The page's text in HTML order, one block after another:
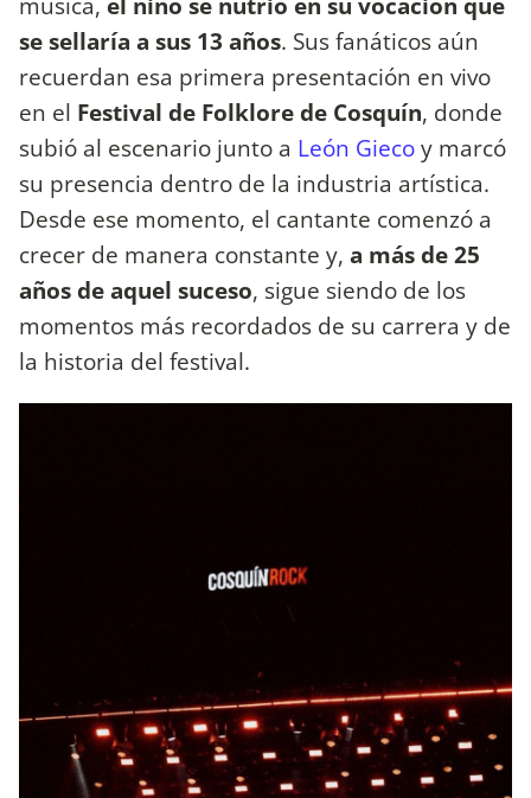
se sellaría a sus 13 años. Sus fanáticos aún
recuerdan esa primera presentación en vivo
en el Festival de Folklore de Cosquín, donde
subió al escenario junto a León Giecoy marcó
su presencia dentro de la industria artística.
Desde ese momento, el cantante comenzó a
crecer de manera constante y, a más de 25
años de aquel suceso, sigue siendo de los
momentos más recordados de su carrera y de
la historia del festival.